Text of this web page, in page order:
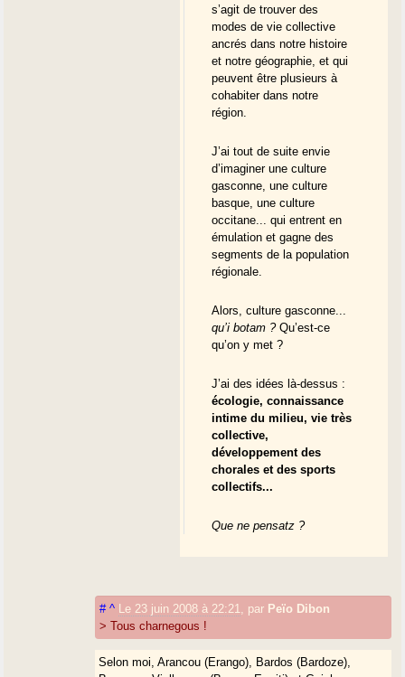
s’agit de trouver des
modes de vie collective
ancrés dans notre histoire
et notre géographie, et qui
peuvent être plusieurs à
cohabiter dans notre
région.
J’ai tout de suite envie
d’imaginer une culture
gasconne, une culture
basque, une culture
occitane... qui entrent en
émulation et gagne des
segments de la population
régionale.
Alors, culture gasconne...
qu’i botam ?Qu’est-ce
qu’on y met ?
J’ai des idées là-dessus :
écologie, connaissance
intime du milieu, vie très
collective,
développement des
chorales et des sports
collectifs...
Que ne pensatz ?
# ^ Le 23 juin 2008 à 22:21 par Peïo Dibon
> Tous charnegous !
Selon moi, Arancou (Erango), Bardos (Bardoze),